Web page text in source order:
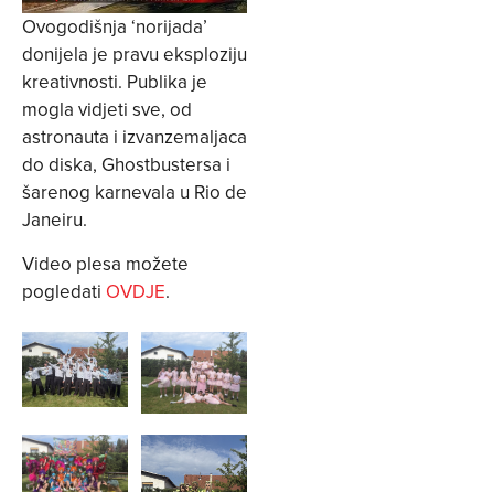
Ovogodišnja ‘norijada’
donijela je pravu eksploziju
kreativnosti. Publika je
mogla vidjeti sve, od
astronauta i izvanzemaljaca
do diska, Ghostbustersa i
šarenog karnevala u Rio de
Janeiru.
Video plesa možete
pogledati OVDJE.